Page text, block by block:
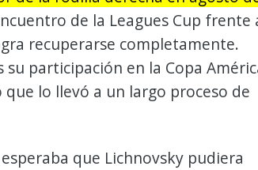
de la Leagues Cup frente
recuperarse completamente.
participación en la Copa
que lo llevó a un largo proceso de
que Lichnovsky pudiera